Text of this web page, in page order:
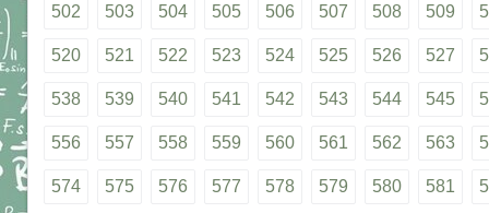
502 503 504 505 506 507 508 509
520 521 522 523 524 525 526 527
538 539 540 541 542 543 544 545
556 557 558 559 560 561 562 563
574 575 576 577 578 579 580 581